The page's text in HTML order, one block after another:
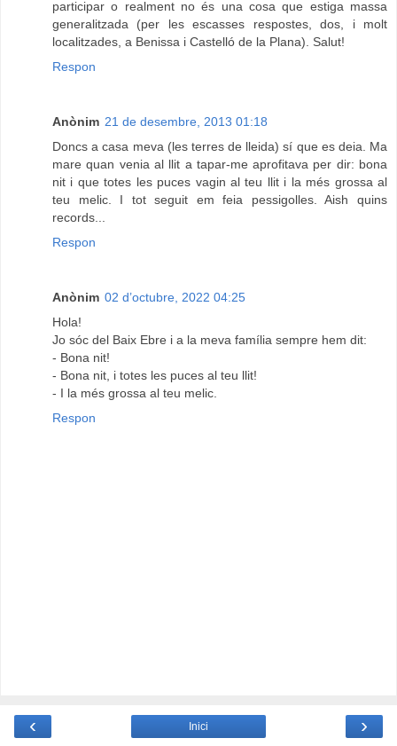
participar o realment no és una cosa que estiga massa
generalitzada (per les escasses respostes, dos, i molt
localitzades, a Benissa i Castelló de la Plana). Salut!
Respon
Anònim 21 de desembre, 2013 01:18
Doncs a casa meva (les terres de lleida) sí que es deia. Ma
mare quan venia al llit a tapar-me aprofitava per dir: bona
nit i que totes les puces vagin al teu llit i la més grossa al
teu melic. I tot seguit em feia pessigolles. Aish quins
records...
Respon
Anònim 02 d’octubre, 2022 04:25
Hola!
Jo sóc del Baix Ebre i a la meva família sempre hem dit:
- Bona nit!
- Bona nit, i totes les puces al teu llit!
- I la més grossa al teu melic.
Respon
‹ ›
Inici